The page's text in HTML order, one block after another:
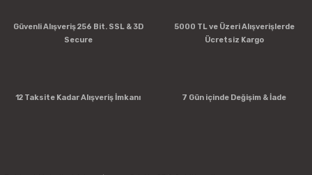
Güvenli Alışveriş 256 Bit. SSL & 3D
Secure
5000 TL ve Üzeri Alışverişlerde
Ücretsiz Kargo
12 Taksite Kadar Alışveriş İmkanı 7 Gün içinde Değişim & İade